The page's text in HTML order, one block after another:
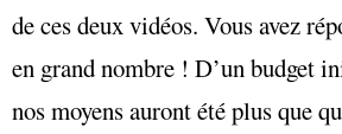
de ces deux vidéos. Vous avez
en grand nombre ! D’un budget
nos moyens auront été plus que